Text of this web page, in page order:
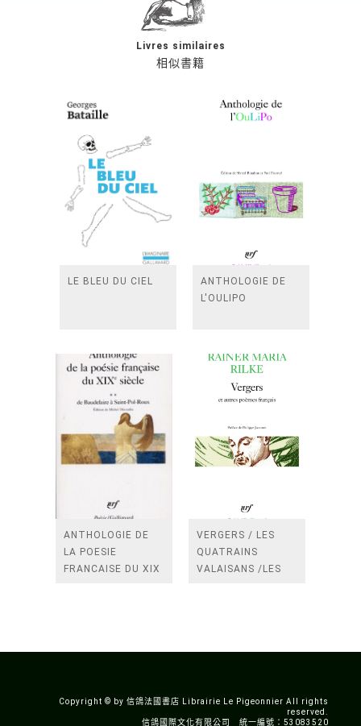
相似書籍
Livres similaires
LE BLEU DU CIEL
ANTHOLOGIE DE
L'OULIPO
ANTHOLOGIE DE
LA POESIE
FRANCAISE DU XIX
VERGERS / LES
QUATRAINS
VALAISANS /LES
Copyright © by 信鴿法國書店 Librairie Le Pigeonnier All rights
reserved.
信鴿國際文化有限公司 統一編號：53083520